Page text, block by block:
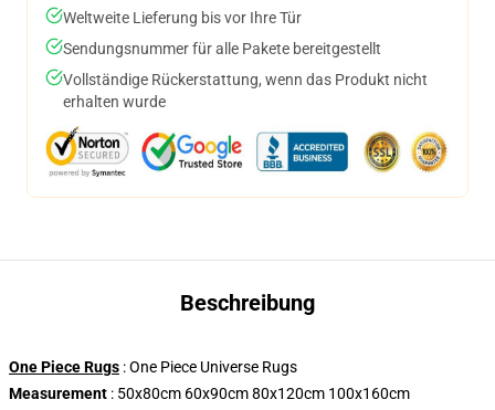
Weltweite Lieferung bis vor Ihre Tür
Sendungsnummer für alle Pakete bereitgestellt
Vollständige Rückerstattung, wenn das Produkt nicht
erhalten wurde
Beschreibung
One Piece Rugs : One Piece Universe Rugs
Measurement : 50x80cm 60x90cm 80x120cm 100x160cm